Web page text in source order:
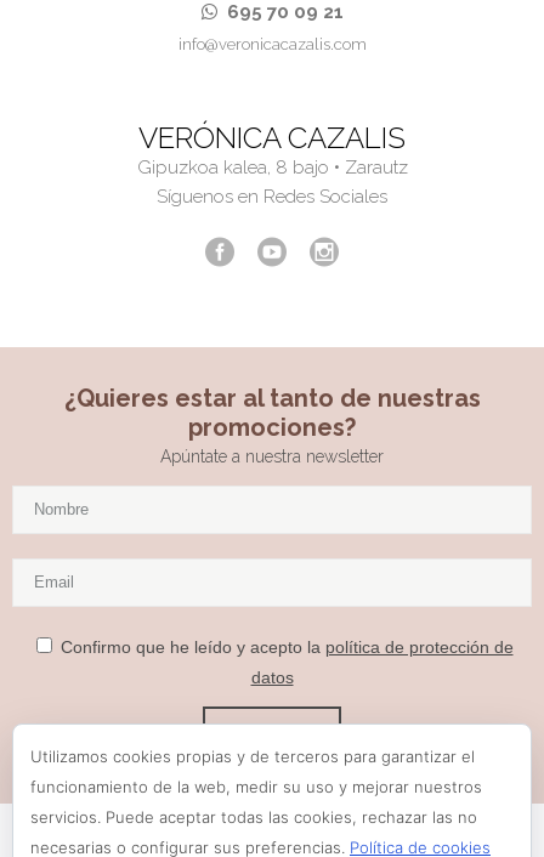
695 70 09 21
info@veronicacazalis.com
VERÓNICA CAZALIS
Gipuzkoa kalea, 8 bajo • Zarautz
Síguenos en Redes Sociales
¿Quieres estar al tanto de nuestras
promociones?
Apúntate a nuestra newsletter
Confirmo que he leído y acepto la política de protección de
datos
Utilizamos cookies propias y de terceros para garantizar el
funcionamiento de la web, medir su uso y mejorar nuestros
servicios. Puede aceptar todas las cookies, rechazar las no
necesarias o configurar sus preferencias. Política de cookies